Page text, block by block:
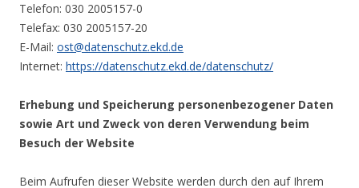
Telefon: 030 2005157-0
Telefax: 030 2005157-20
E-Mail: ost@datenschutz.ekd.de
Internet: https://datenschutz.ekd.de/datenschutz/
Erhebung und Speicherung personenbezogener Daten
sowie Art und Zweck von deren Verwendung beim
Besuch der Website
Beim Aufrufen dieser Website werden durch den auf Ihrem